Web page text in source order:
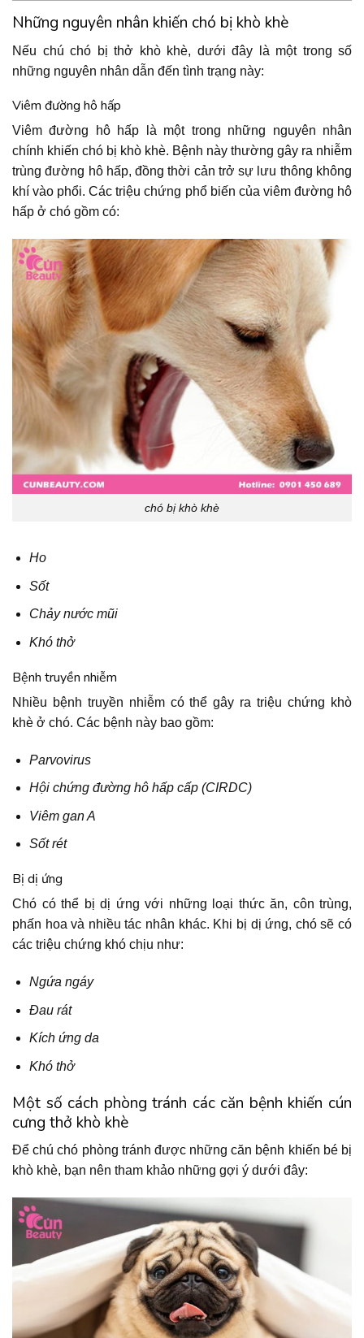
Những nguyên nhân khiến chó bị khò khè
Nếu chú chó bị thở khò khè, dưới đây là một trong số
những nguyên nhân dẫn đến tình trạng này:
Viêm đường hô hấp
Viêm đường hô hấp là một trong những nguyên nhân
chính khiến chó bị khò khè. Bệnh này thường gây ra nhiễm
trùng đường hô hấp, đồng thời cản trở sự lưu thông không
khí vào phổi. Các triệu chứng phổ biến của viêm đường hô
hấp ở chó gồm có:
chó bị khò khè
Ho
Sốt
Chảy nước mũi
Khó thở
Bệnh truyền nhiễm
Nhiều bệnh truyền nhiễm có thể gây ra triệu chứng khò
khè ở chó. Các bệnh này bao gồm:
Parvovirus
Hội chứng đường hô hấp cấp (CIRDC)
Viêm gan A
Sốt rét
Bị dị ứng
Chó có thể bị dị ứng với những loại thức ăn, côn trùng,
phấn hoa và nhiều tác nhân khác. Khi bị dị ứng, chó sẽ có
các triệu chứng khó chịu như:
Ngứa ngáy
Đau rát
Kích ứng da
Khó thở
Một số cách phòng tránh các căn bệnh khiến cún
cưng thở khò khè
Để chú chó phòng tránh được những căn bệnh khiến bé bị
khò khè, bạn nên tham khảo những gợi ý dưới đây: